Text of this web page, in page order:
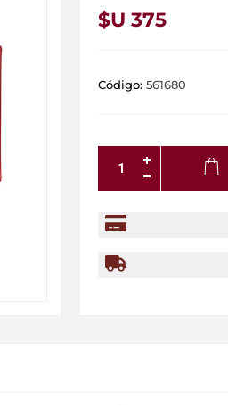
$U 375
Código: 561680